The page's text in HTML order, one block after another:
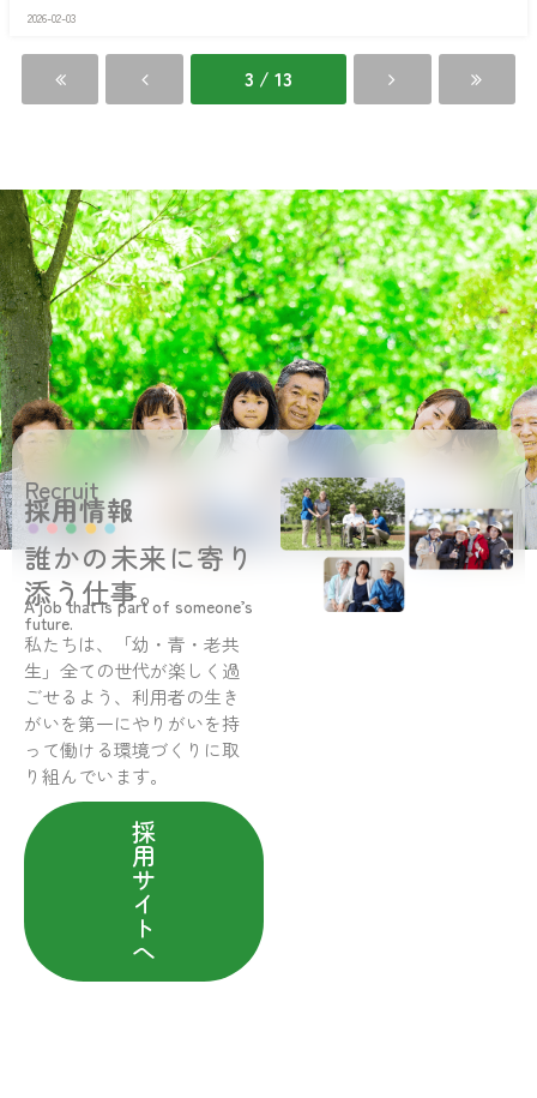
き
か
か
館
2026-02-03
3 / 13
Recruit
採用情報
誰かの未来に寄り
添う仕事。
A job that is part of someone’s
future.
私たちは、「幼・青・老共
生」全ての世代が楽しく過
ごせるよう、利用者の生き
がいを第一にやりがいを持
って働ける環境づくりに取
り組んでいます。
採
用
サ
イ
ト
へ